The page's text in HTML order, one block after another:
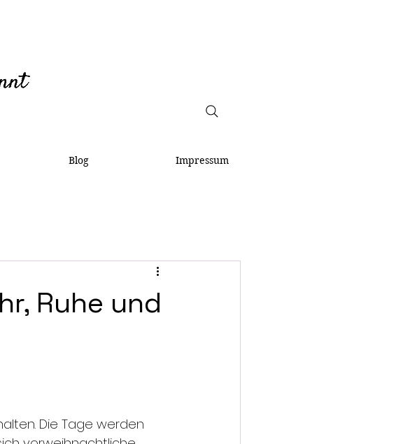
Blog Impressum
Ruhe und
Die Tage werden